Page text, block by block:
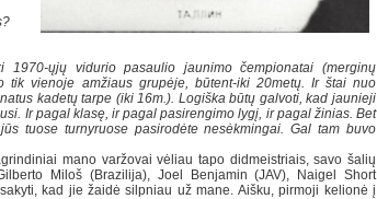
1970-ųjų vidurio pasaulio jaunimo čempionatai (merginų
tik vienoje amžiaus grupėje, būtent-iki 20metų. Ir štai nuo
kadetų tarpe (iki 16m.). Logiška būtų galvoti, kad jaunieji
Ir pagal klasę, ir pagal pasirengimo lygį, ir pagal žinias. Bet
tuose turnyruose pasirodėte nesėkmingai. Gal tam buvo
mano varžovai vėliau tapo didmeistriais, savo šalių
Miloš (Brazilija), Joel Benjamin (JAV), Naigel Short
kad jie žaidė silpniau už mane. Aišku, pirmoji kelionė į